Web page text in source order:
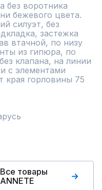
без воротника
бежевого цвета.
силуэт, без
застежка
втачной, по низу
из гипюра, по
клапана, на линии
с элементами
края горловины 75
Все товары
ANNETE